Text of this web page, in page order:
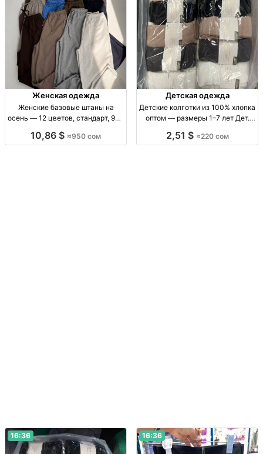
Женская одежда
Женские базовые штаны на
осень — 12 цветов, стандарт, 950
стандарт, 12 цв., собств. пр-во,
10,86 $ ≈950 сом
Детская одежда
Детские колготки из 100% хлопка
оптом — размеры 1–7 лет Дет.
лет, уп. 10 шт.
2,51 $ ≈220 сом
16:36 16:36